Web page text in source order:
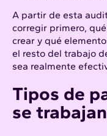
A partir de esta
corregir primero,
crear y qué
el resto del trabajo
sea realmente
Tipos de
se trabajan